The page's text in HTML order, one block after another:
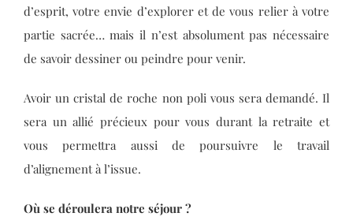
d’esprit, votre envie d’explorer et de vous relier à votre
partie sacrée… mais il n’est absolument pas nécessaire
de savoir dessiner ou peindre pour venir.
Avoir un cristal de roche non poli vous sera demandé. Il
sera un allié précieux pour vous durant la retraite et
vous permettra aussi de poursuivre le travail
d’alignement à l’issue.
Où se déroulera notre séjour ?